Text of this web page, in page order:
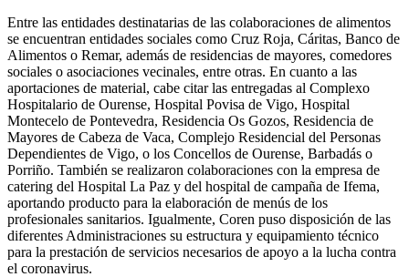
Entre las entidades destinatarias de las colaboraciones de alimentos
se encuentran entidades sociales como Cruz Roja, Cáritas, Banco de
Alimentos o Remar, además de residencias de mayores, comedores
sociales o asociaciones vecinales, entre otras. En cuanto a las
aportaciones de material, cabe citar las entregadas al Complexo
Hospitalario de Ourense, Hospital Povisa de Vigo, Hospital
Montecelo de Pontevedra, Residencia Os Gozos, Residencia de
Mayores de Cabeza de Vaca, Complejo Residencial del Personas
Dependientes de Vigo, o los Concellos de Ourense, Barbadás o
Porriño. También se realizaron colaboraciones con la empresa de
catering del Hospital La Paz y del hospital de campaña de Ifema,
aportando producto para la elaboración de menús de los
profesionales sanitarios. Igualmente, Coren puso disposición de las
diferentes Administraciones su estructura y equipamiento técnico
para la prestación de servicios necesarios de apoyo a la lucha contra
el coronavirus.